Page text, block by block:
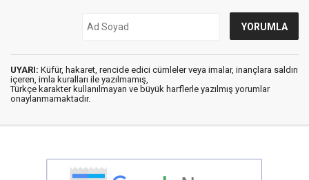
UYARI: Küfür, hakaret, rencide edici cümleler veya imalar, inançlara saldırı
içeren, imla kuralları ile yazılmamış,
Türkçe karakter kullanılmayan ve büyük harflerle yazılmış yorumlar
onaylanmamaktadır.